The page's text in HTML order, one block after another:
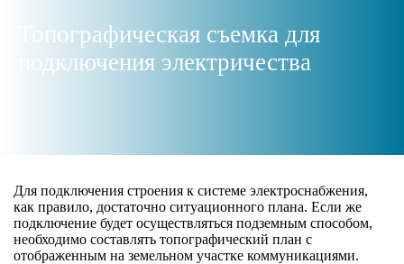
Топографическая съемка для
подключения электричества
Для подключения строения к системе электроснабжения,
как правило, достаточно ситуационного плана. Если же
подключение будет осуществляться подземным способом,
необходимо составлять топографический план с
отображенным на земельном участке коммуникациями.